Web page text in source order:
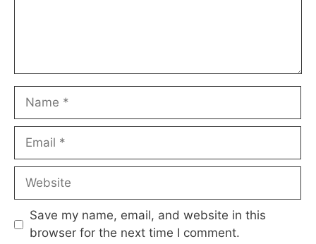
Name
Email
Website
Save my name, email, and website in this
browser for the next time I comment.